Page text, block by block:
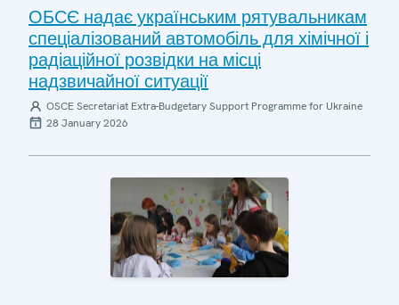
ОБСЄ надає українським рятувальникам
спеціалізований автомобіль для хімічної і
радіаційної розвідки на місці
надзвичайної ситуації
OSCE Secretariat Extra-Budgetary Support Programme for Ukraine
28 January 2026